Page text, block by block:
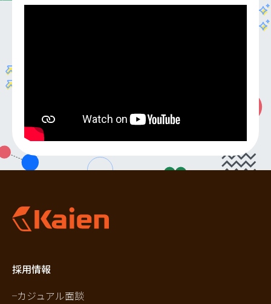
採用情報
カジュアル面談